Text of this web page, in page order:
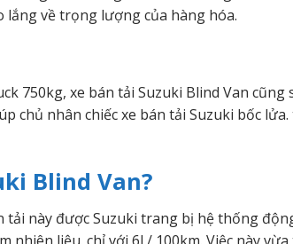
lắng về trọng lượng của hàng hóa.
750kg, xe bán tải Suzuki Blind Van cũng
chủ nhân chiếc xe bán tải Suzuki bốc
Blind Van?
tải này được Suzuki trang bị hệ thống